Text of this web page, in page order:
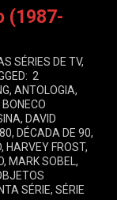
(1987-
SÉRIES DE TV,
2
, ANTOLOGIA,
BONECO
, DAVID
, DÉCADA DE 90,
, HARVEY FROST,
, MARK SOBEL ,
SÉRIE, SÉRIE